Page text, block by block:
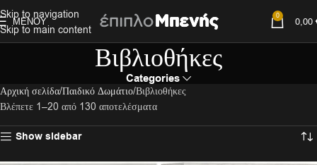
Skip to navigation
Skip to main content
ΜΕΝΟΎ 0 0,00
Βιβλιοθήκες
Categories
Αρχική σελίδα Παιδικό Δωμάτιο Βιβλιοθήκες
Βλέπετε 1–20 από 130 αποτελέσματα
Show sidebar